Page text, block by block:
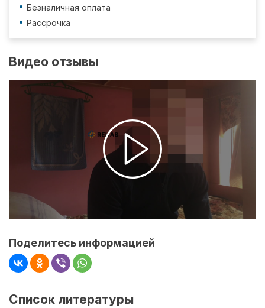
Безналичная оплата
Рассрочка
Видео отзывы
Поделитесь информацией
Список литературы